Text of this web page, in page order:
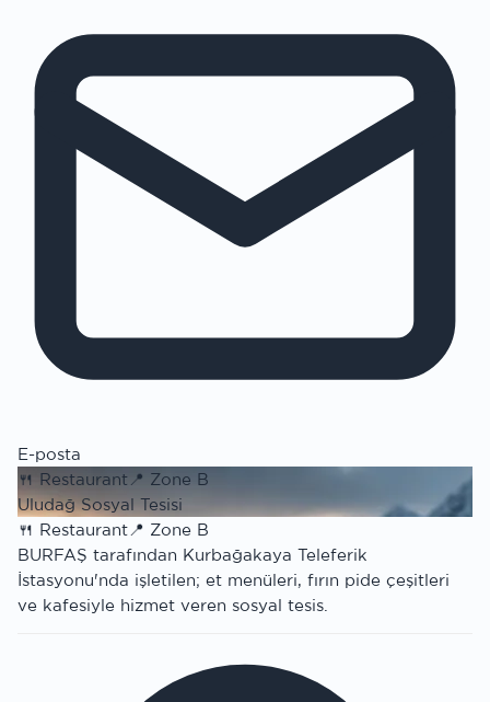
E-posta
🍴 Restaurant 📍 Zone B
Uludağ Sosyal Tesisi
🍴 Restaurant📍 Zone B
BURFAŞ tarafından Kurbağakaya Teleferik
İstasyonu'nda işletilen; et menüleri, fırın pide çeşitleri
ve kafesiyle hizmet veren sosyal tesis.